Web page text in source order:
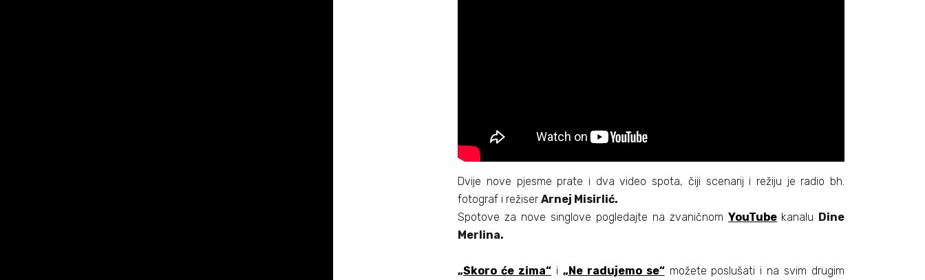
Dvije nove pjesme prate i dva video spota, čiji scenarij i režiju je radio bh.
fotograf i režiserArnej Misirlić.
Spotove za nove singlove pogledajte na zvaničnomYouTube kanalu Dine
Merlina.
„Skoro će zima“ i „Ne radujemo se“možete poslušati i na svim drugim